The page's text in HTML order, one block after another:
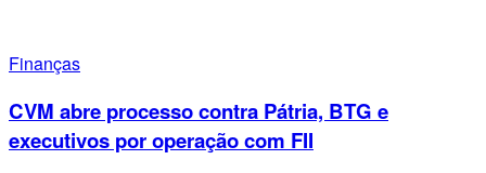
Finanças
CVM abre processo contra Pátria, BTG e
executivos por operação com FII